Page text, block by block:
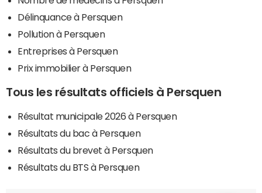
Délinquance à Persquen
Pollution à Persquen
Entreprises à Persquen
Prix immobilier à Persquen
Tous les résultats officiels à Persquen
Résultat municipale 2026 à Persquen
Résultats du bac à Persquen
Résultats du brevet à Persquen
Résultats du BTS à Persquen